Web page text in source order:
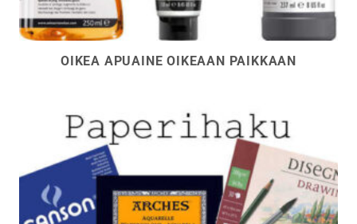
OIKEA APUAINE OIKEAAN PAIKKAAN